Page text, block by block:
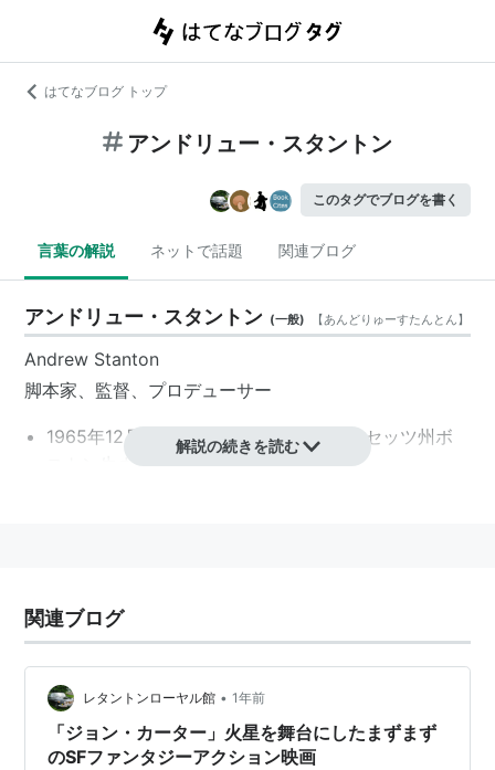
はてなブログ トップ
アンドリュー・スタントン
このタグでブログを書く
言葉の解説 ネットで話題 関連ブログ
アンドリュー・スタントン (一般) 【あんどりゅーすたんとん】
Andrew Stanton
脚本家、監督、プロデューサー
1965年12月3日、アメリカ／マサチューセッツ州ボ
ストン生まれ
監督として活躍。2012年のディズニー超大作SFヒロイ
ック・ファンタジー『ジョン・カーター』で長編実写映
画デビューとなる。
主な作品
解説の続きを読む
関連ブログ
レタントンローヤル館 • 1年前
「ジョン・カーター」火星を舞台にしたまずまず
のSFファンタジーアクション映画